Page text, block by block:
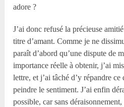
adore ?
J’ai donc refusé la précieuse
titre d’amant. Comme je ne
paraît d’abord qu’une dispute de
importance réelle à obtenir, j’ai
lettre, et j’ai tâché d’y répandre
peindre le sentiment. J’ai enfin
possible, car sans